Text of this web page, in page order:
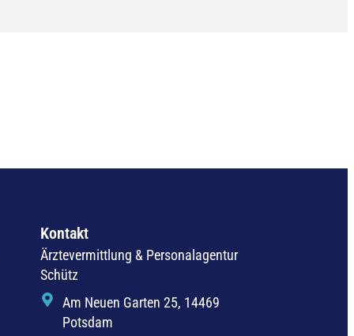
Kontakt
Ärztevermittlung & Personalagentur
Schütz
Am Neuen Garten 25, 14469
Potsdam